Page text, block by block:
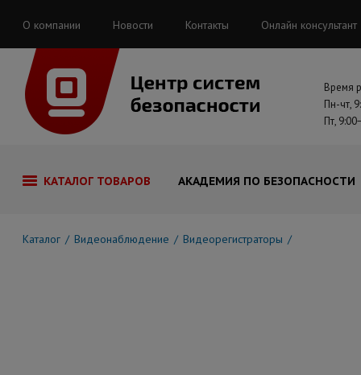
О компании Новости Контакты Онлайн консультант
Время
Пн-чт,
Пт,
КАТАЛОГ ТОВАРОВ АКАДЕМИЯ ПО БЕЗОПАСНОСТИ
Каталог Видеонаблюдение Видеорегистраторы